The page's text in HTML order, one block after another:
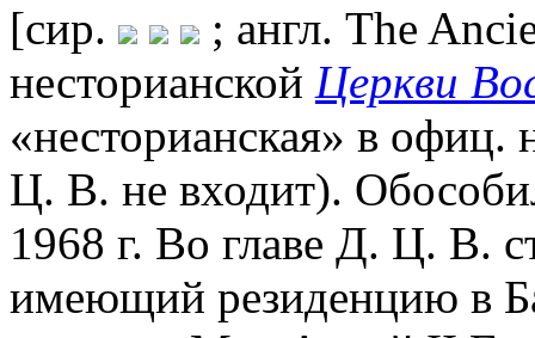
[сир.
; англ. The
несторианской Церкви
«несторианская» в офиц.
Ц. В. не входит).
1968 г. Во главе Д. Ц. В.
имеющий резиденцию в